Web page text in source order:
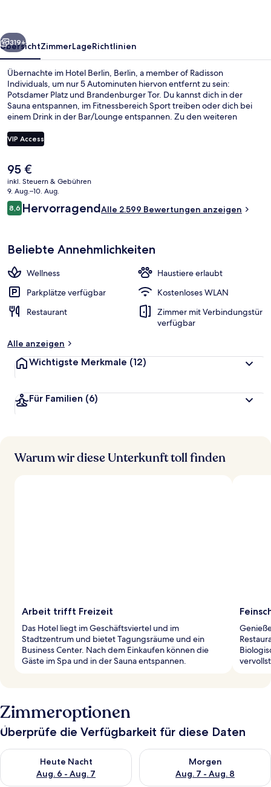
Radisson
Individuals
Weiter
319+
ÜbersichtZimmerLageRichtlinien
Übernachte im Hotel Berlin, Berlin, a member of Radisson
Individuals, um nur 5 Autominuten hiervon entfernt zu sein:
Potsdamer Platz und Brandenburger Tor. Du kannst dich in der
Sauna entspannen, im Fitnessbereich Sport treiben oder dich bei
einem Drink in der Bar/Lounge entspannen. Zu den weiteren
Snackbar, eine Terrasse und ein Garten. Andere Reisende schätzen
die zentrale Lage für die Möglichkeiten zum Sightseeing und die
Nollendorfplatz ist 8 Gehminuten und die U-Bahnhof
Wittenbergplatz ist 11 Gehminuten entfernt.
VIP Access
Der
aktuelle
Preis
beträgt
95 €.
95 €
inkl. Steuern & Gebühren
9. Aug.–10. Aug.
Bewertungen
8,68,6 von 10.
HervorragendAlle 2.599 Bewertungen anzeigen
Beliebte Annehmlichkeiten
Wellness
Haustiere erlaubt
Parkplätze verfügbar
Kostenloses WLAN
Restaurant
Zimmer mit Verbindungstür
verfügbar
Alle anzeigen
Wichtigste Merkmale (12)
Für Familien (6)
Warum wir diese Unterkunft toll finden
Arbeit trifft Freizeit
Das Hotel liegt im Geschäftsviertel und im
Stadtzentrum und bietet Tagungsräume und ein
Business Center. Nach dem Einkaufen können die
Gäste im Spa und in der Sauna entspannen.
Zimmeroptionen
Überprüfe die Verfügbarkeit für diese Daten
Heute Nacht
Aug. 6 - Aug. 7
Überprüfe die Verfügbarkeit für heute Nacht, Aug. 6 - Aug. 7.
Morgen
Aug. 7 - Aug. 8
Überprüfe die Verfügbarkeit